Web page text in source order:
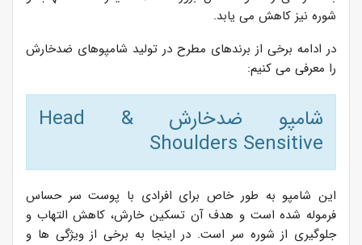
شوره نیز کاهش می یابد.
در ادامه برخی از برندهای مطرح در تولید شامپوهای ضدخارش
را معرفی می کنیم:
شامپو ضدخارش Head &
Shoulders Sensitive
این شامپو به طور خاص برای افرادی با پوست سر حساس
فرموله شده است و هدف آن تسکین خارش، کاهش التهاب و
جلوگیری از شوره سر است. در اینجا به برخی از ویژگی ها و